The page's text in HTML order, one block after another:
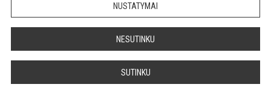
NUSTATYMAI
NESUTINKU
SUTINKU